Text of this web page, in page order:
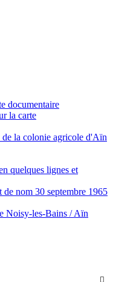
documentaire
la carte
la colonie agricole d'Aïn
quelques lignes et
nom 30 septembre 1965
Noisy-les-Bains / Aïn
